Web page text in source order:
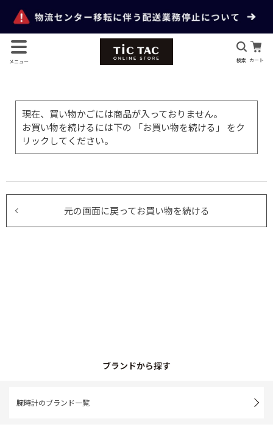
メニュー 検索 カート
現在、買い物かごには商品が入っておりません。
お買い物を続けるには下の 「お買い物を続ける」 をク
リックしてください。
元の画面に戻ってお買い物を続ける
ブランドから探す
腕時計のブランド一覧